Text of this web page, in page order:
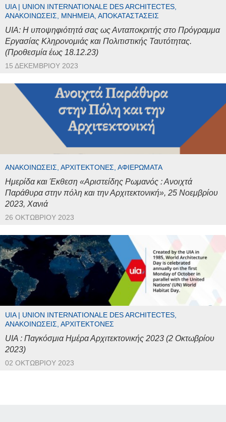
UIA | UNION INTERNATIONALE DES ARCHITECTES,
ΑΝΑΚΟΙΝΏΣΕΙΣ, ΜΝΗΜΕΊΑ, ΑΠΟΚΑΤΑΣΤΆΣΕΙΣ
UIA: Η υποψηφιότητά σας ως Ανταποκριτής στο Πρόγραμμα
Εργασίας Κληρονομιάς και Πολιτιστικής Ταυτότητας.
(Προθεσμία έως 18.12.23)
15 ΔΕΚΕΜΒΡΊΟΥ 2023
ΑΝΑΚΟΙΝΏΣΕΙΣ, ΑΡΧΙΤΈΚΤΟΝΕΣ, ΑΦΙΕΡΏΜΑΤΑ
Ημερίδα και Έκθεση «Αριστείδης Ρωμανός : Ανοιχτά
Παράθυρα στην πόλη και την Αρχιτεκτονική», 25 Νοεμβρίου
2023, Χανιά
26 ΟΚΤΩΒΡΊΟΥ 2023
UIA | UNION INTERNATIONALE DES ARCHITECTES,
ΑΝΑΚΟΙΝΏΣΕΙΣ, ΑΡΧΙΤΈΚΤΟΝΕΣ
UIA : Παγκόσμια Ημέρα Αρχιτεκτονικής 2023 (2 Οκτωβρίου
2023)
02 ΟΚΤΩΒΡΊΟΥ 2023